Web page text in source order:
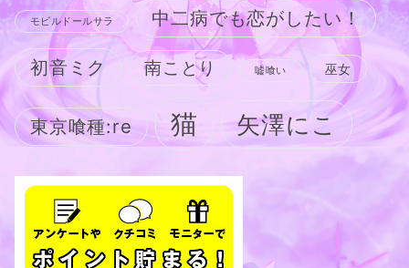
モビルドールサラ 中二病でも恋がしたい！
初音ミク 南ことり 嘘喰い 巫女
東京喰種:re 猫 矢澤にこ